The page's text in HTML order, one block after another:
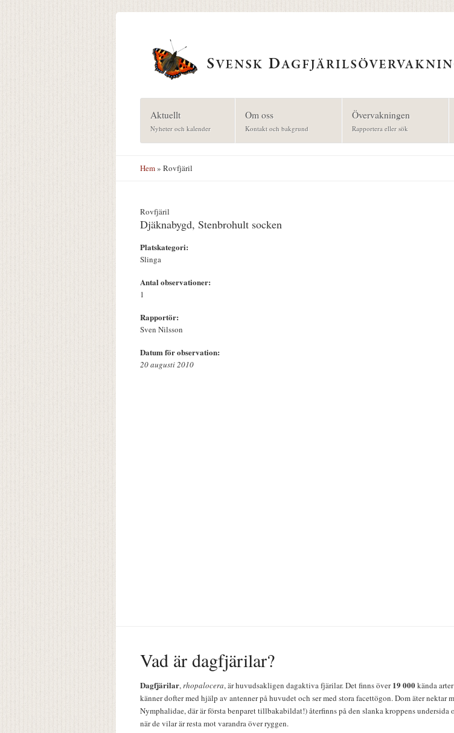
Aktuellt
Nyheter och kalender
Om oss
Kontakt och bakgrund
Övervakningen
Rapportera eller sök
Hem» Rovfjäril
Rovfjäril
Djäknabygd, Stenbrohult socken
Platskategori:
Slinga
Antal observationer:
1
Rapportör:
Sven Nilsson
Datum för observation:
20 augusti 2010
Vad är dagfjärilar?
Dagfjärilar,rhopalocera, är huvudsakligen dagaktiva fjärilar. Det finns över19 000kända
känner dofter med hjälp av antenner på huvudet och ser med stora facettögon. Dom äter nektar
Nymphalidae, där är första benparet tillbakabildat!) återfinns på den slanka kroppens
när de vilar är resta mot varandra över ryggen.